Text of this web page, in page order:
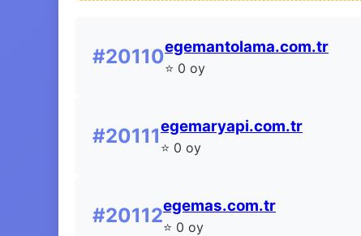
#20110egemantolama.com.tr
⭐ 0 oy
#20111egemaryapi.com.tr
⭐ 0 oy
#20112egemas.com.tr
⭐ 0 oy